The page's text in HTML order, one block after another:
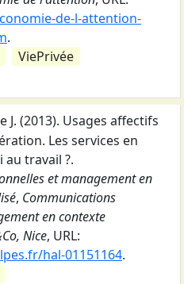
de-l-attention-
.
ViePrivée
J. (2013). Usages affectifs
Les services en
au travail ?.
et management en
, Communications
en contexte
Nice, URL:
hal-01151164.